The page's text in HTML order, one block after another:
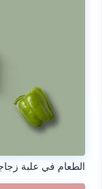
الطعام في علبة